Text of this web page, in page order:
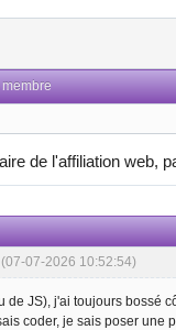
de l'affiliation web,
07-2026 10:52:54)
de JS), j'ai toujours
coder, je sais poser